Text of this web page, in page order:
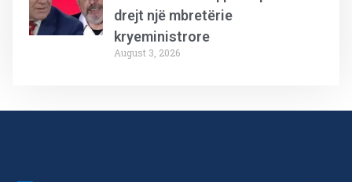
drejt një mbretërie
kryeministrore
August 3, 2026